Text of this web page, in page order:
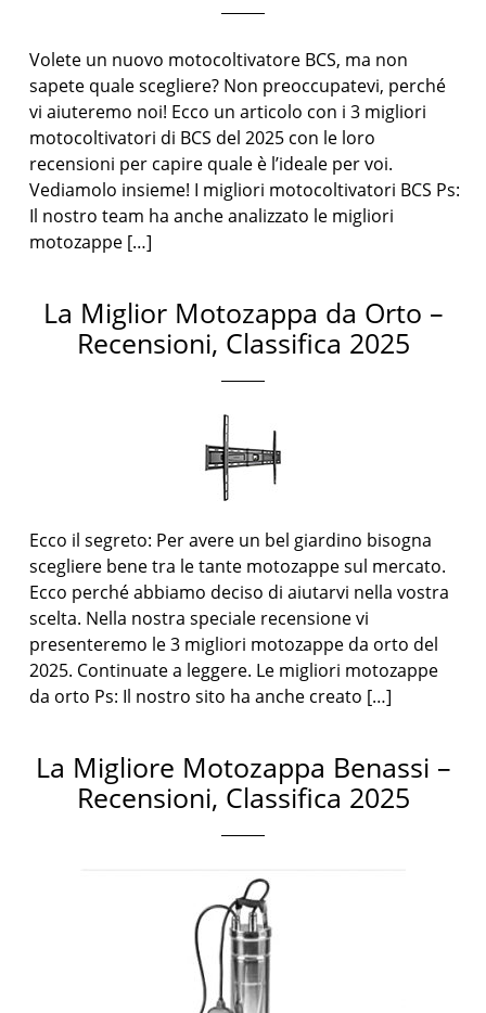
Volete un nuovo motocoltivatore BCS, ma non
sapete quale scegliere? Non preoccupatevi, perché
vi aiuteremo noi! Ecco un articolo con i 3 migliori
motocoltivatori di BCS del 2025 con le loro
recensioni per capire quale è l’ideale per voi.
Vediamolo insieme! I migliori motocoltivatori BCS Ps:
Il nostro team ha anche analizzato le migliori
motozappe […]
La Miglior Motozappa da Orto –
Recensioni, Classifica 2025
Ecco il segreto: Per avere un bel giardino bisogna
scegliere bene tra le tante motozappe sul mercato.
Ecco perché abbiamo deciso di aiutarvi nella vostra
scelta. Nella nostra speciale recensione vi
presenteremo le 3 migliori motozappe da orto del
2025. Continuate a leggere. Le migliori motozappe
da orto Ps: Il nostro sito ha anche creato […]
La Migliore Motozappa Benassi –
Recensioni, Classifica 2025